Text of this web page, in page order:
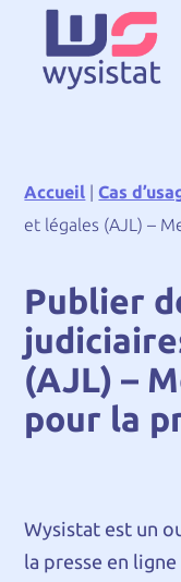
Accueil |Cas
et légales (AJL) –
Publier
(AJL) –
pour la
Wysistat est un
la presse en